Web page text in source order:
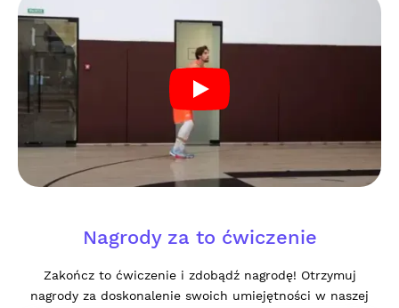
Nagrody za to ćwiczenie
Zakończ to ćwiczenie i zdobądź nagrodę! Otrzymuj
nagrody za doskonalenie swoich umiejętności w naszej